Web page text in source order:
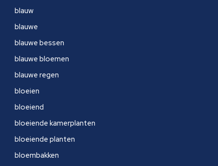
blauw
blauwe
blauwe bessen
blauwe bloemen
blauwe regen
bloeien
bloeiend
bloeiende kamerplanten
bloeiende planten
bloembakken